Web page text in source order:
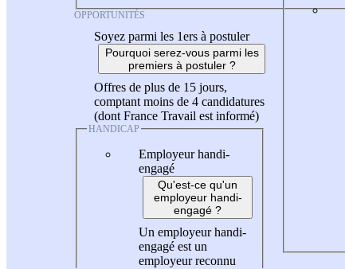
OPPORTUNITÉS
Soyez parmi les 1ers à postuler
Pourquoi serez-vous parmi les
premiers à postuler ?
Offres de plus de 15 jours,
comptant moins de 4 candidatures
(dont France Travail est informé)
HANDICAP
Employeur handi-
engagé
Qu'est-ce qu'un
employeur handi-
engagé ?
Un employeur handi-
engagé est un
employeur reconnu